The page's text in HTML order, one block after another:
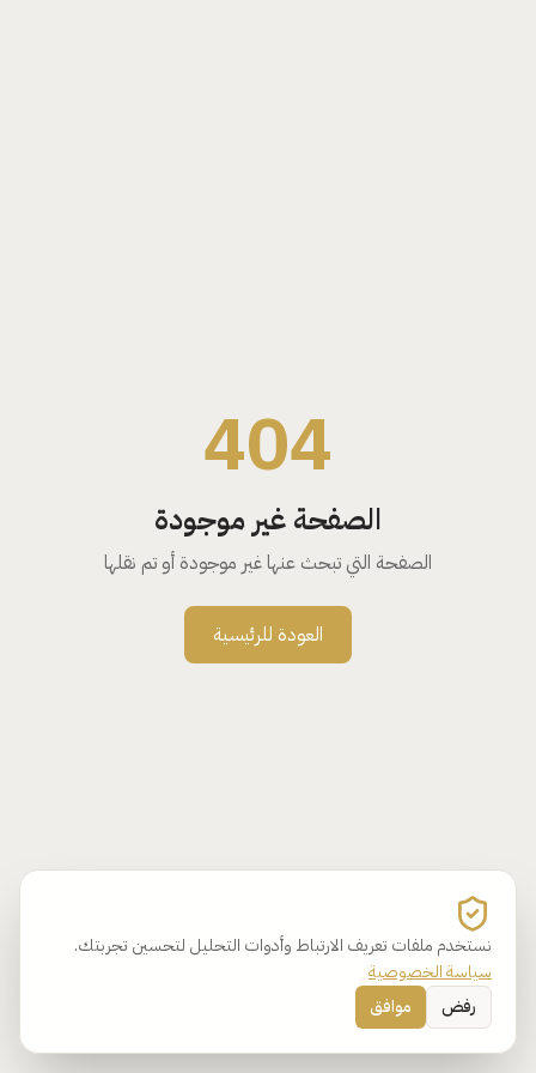
نستخدم ملفات تعريف الارتباط وأدوات التحليل لتحسين تجربتك.
سياسة الخصوصية
رفض
موافق
404
الصفحة غير موجودة
الصفحة التي تبحث عنها غير موجودة أو تم نقلها
العودة للرئيسية